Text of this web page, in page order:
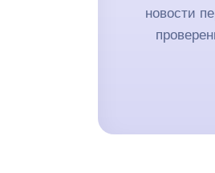
новости